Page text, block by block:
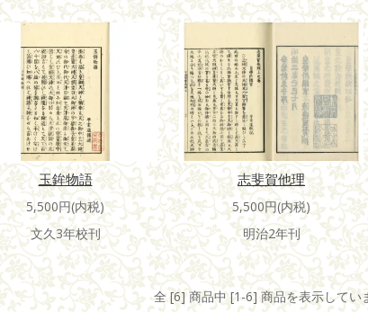
玉鉾物語
5,500円(内税)
文久3年校刊
志斐賀他理
5,500円(内税)
明治2年刊
全 [6] 商品中 [1-6] 商品を表示してい